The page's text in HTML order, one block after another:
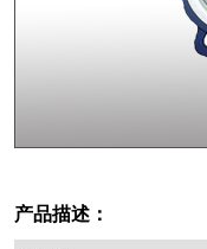
产品描述：